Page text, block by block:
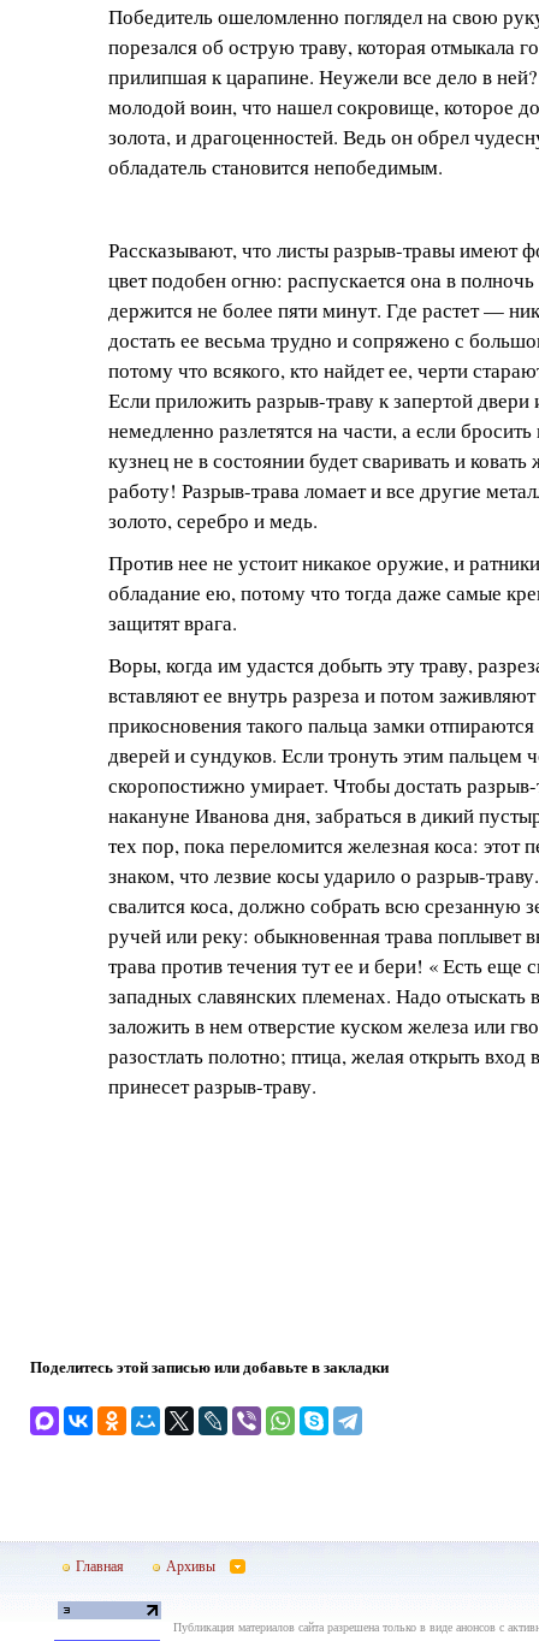
Победитель ошеломленно поглядел на свою
порезался об острую траву, которая отмыкала
прилипшая к царапине. Неужели все дело в
молодой воин, что нашел сокровище, которое
золота, и драгоценностей. Ведь он обрел
обладатель становится непобедимым.
Рассказывают, что листы разрыв-травы имеют
цвет подобен огню: распускается она в
держится не более пяти минут. Где растет —
достать ее весьма трудно и сопряжено с
потому что всякого, кто найдет ее, черти
Если приложить разрыв-траву к запертой двери
немедленно разлетятся на части, а если
кузнец не в состоянии будет сваривать и
работу! Разрыв-трава ломает и все другие
золото, серебро и медь.
Против нее не устоит никакое оружие, и
обладание ею, потому что тогда даже самые
защитят врага.
Воры, когда им удастся добыть эту траву,
вставляют ее внутрь разреза и потом
прикосновения такого пальца замки
дверей и сундуков. Если тронуть этим пальцем
скоропостижно умирает. Чтобы достать
накануне Иванова дня, забраться в дикий
тех пор, пока переломится железная коса: этот
знаком, что лезвие косы ударило о разрыв-
свалится коса, должно собрать всю срезанную
ручей или реку: обыкновенная трава поплывет
трава против течения тут ее и бери! « Есть еще
западных славянских племенах. Надо отыскать
заложить в нем отверстие куском железа или
разостлать полотно; птица, желая открыть вход
принесет разрыв-траву.
Поделитесь этой записью или добавьте в закладки
Главная Архивы
Публикация материалов сайта разрешена только в виде анонсов с